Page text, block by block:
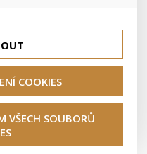
kameny lidského
z 20 druhů
vytvářejí bílkoviny
a 1 % anorganických
ATP a CP.
či jiným
COOKIES
VŠECH SOUBORŮ